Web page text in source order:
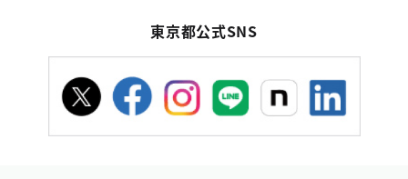
東京都公式SNS